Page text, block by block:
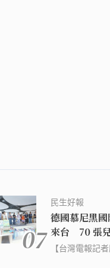
07
民生好報
德國慕尼黑
來台 70 張
【台灣電報記